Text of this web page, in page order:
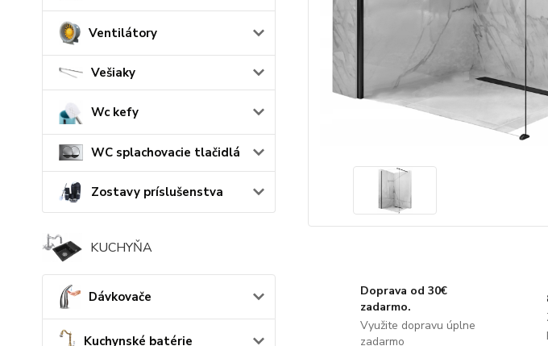
Ventilátory
Vešiaky
Wc kefy
WC splachovacie tlačidlá
Zostavy príslušenstva
KUCHYŇA
Dávkovače
Kuchynské batérie
Doprava od 30€
zadarmo.
Využite dopravu úplne
zadarmo